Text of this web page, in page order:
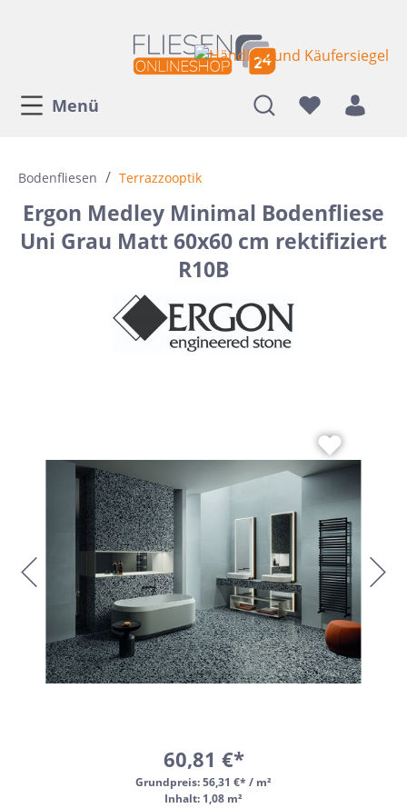
Menü
Bodenfliesen / Terrazzooptik
Ergon Medley Minimal Bodenfliese
Uni Grau Matt 60x60 cm rektifiziert
R10B
60,81 €*
Grundpreis:56,31 €* / m²
Inhalt: 1,08 m²